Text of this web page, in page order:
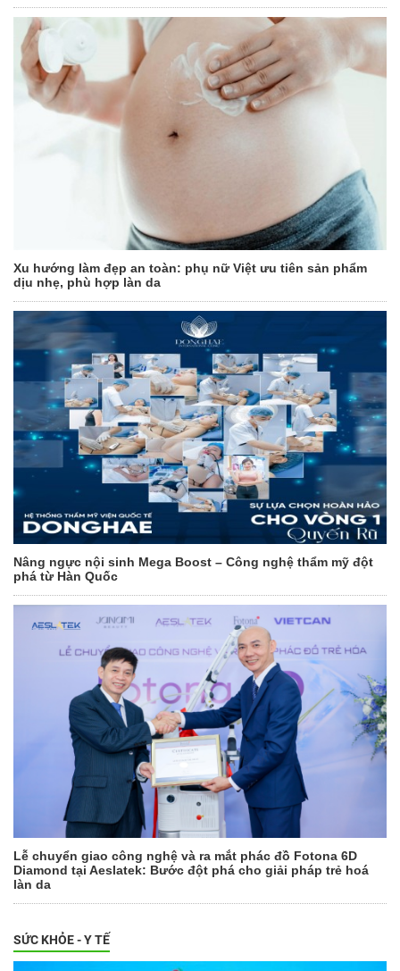
Xu hướng làm đẹp an toàn: phụ nữ Việt ưu tiên sản phẩm
dịu nhẹ, phù hợp làn da
Nâng ngực nội sinh Mega Boost – Công nghệ thẩm mỹ đột
phá từ Hàn Quốc
Lễ chuyển giao công nghệ và ra mắt phác đồ Fotona 6D
Diamond tại Aeslatek: Bước đột phá cho giải pháp trẻ hoá
làn da
SỨC KHỎE - Y TẾ